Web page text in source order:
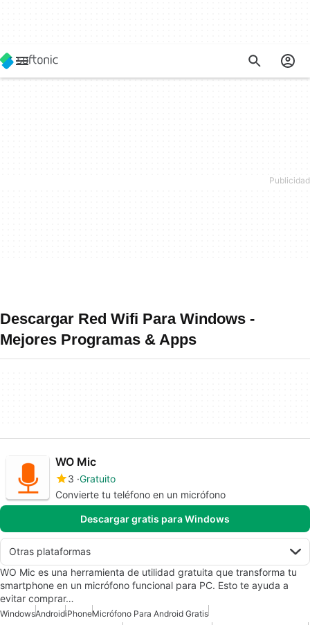
Descargar Red Wifi Para Windows -
Mejores Programas & Apps
WO Mic
3 Gratuito
Convierte tu teléfono en un micrófono
Descargar gratis para Windows
Otras plataformas
WO Mic es una herramienta de utilidad gratuita que transforma tu
smartphone en un micrófono funcional para PC. Esto te ayuda a
evitar comprar…
WindowsAndroidiPhoneMicrófono Para Android Gratis